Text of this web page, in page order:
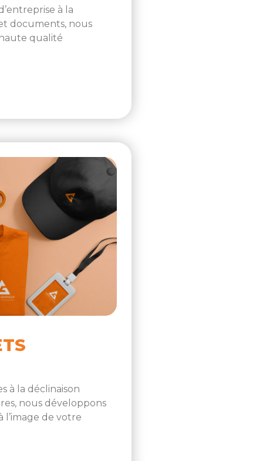
à la
documents, nous
qualité
à la déclinaison
nous développons
de votre